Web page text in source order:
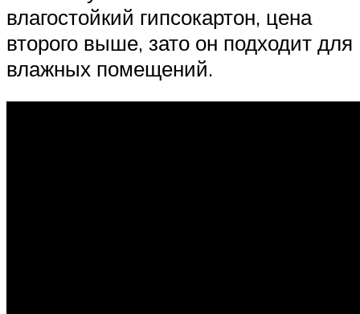
влагостойкий гипсокартон, цена
второго выше, зато он подходит для
влажных помещений.